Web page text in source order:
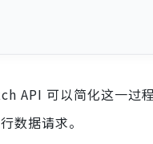
API 可以简化这一过
数据请求。